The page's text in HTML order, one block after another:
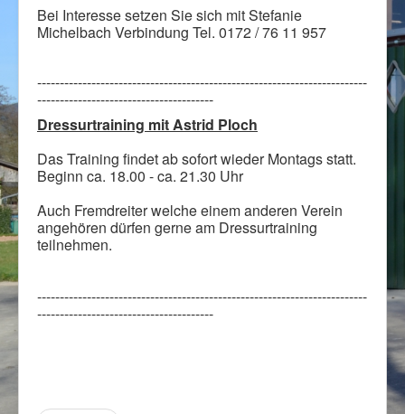
Impressum
Bei Interesse setzen Sie sich mit Stefanie
Michelbach Verbindung Tel. 0172 / 76 11 957
-------------------------------------------------------------------------
---------------------------------------
Dressurtraining mit Astrid Ploch
Das Training findet ab sofort wieder Montags statt.
Beginn ca. 18.00 - ca. 21.30 Uhr
Auch Fremdreiter welche einem anderen Verein
angehören dürfen gerne am Dressurtraining
teilnehmen.
-------------------------------------------------------------------------
---------------------------------------